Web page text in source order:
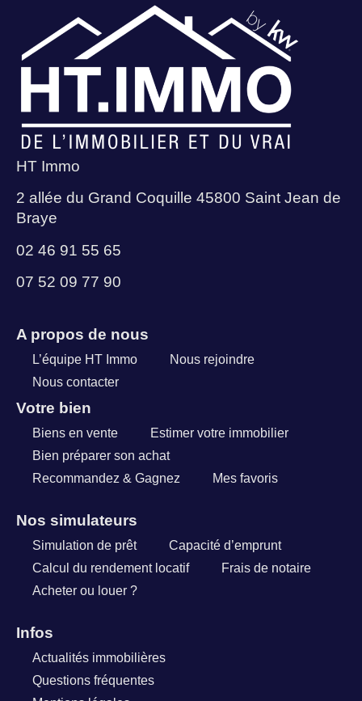
HT Immo
2 allée du Grand Coquille 45800 Saint Jean de
Braye
02 46 91 55 65
07 52 09 77 90
A propos de nous
L’équipe HT Immo
Nous rejoindre
Nous contacter
Votre bien
Biens en vente
Estimer votre immobilier
Bien préparer son achat
Recommandez & Gagnez
Mes favoris
Nos simulateurs
Simulation de prêt
Capacité d’emprunt
Calcul du rendement locatif
Frais de notaire
Acheter ou louer ?
Infos
Actualités immobilières
Questions fréquentes